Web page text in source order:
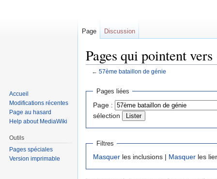
Pages qui pointent
← 57ème bataillon de génie
Sauter
navigation
Sauter
recherche
Pages liées
Page :
sélection
Filtres
Masquer les inclusions | Masquer les
Page Discussion
Accueil
Modifications récentes
Page au hasard
Help about MediaWiki
Outils
Pages spéciales
Version imprimable